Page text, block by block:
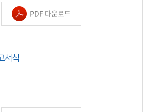
PDF 다운로드
서식